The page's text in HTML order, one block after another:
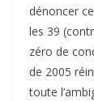
dénoncer
les 39
zéro de
de 2005
toute